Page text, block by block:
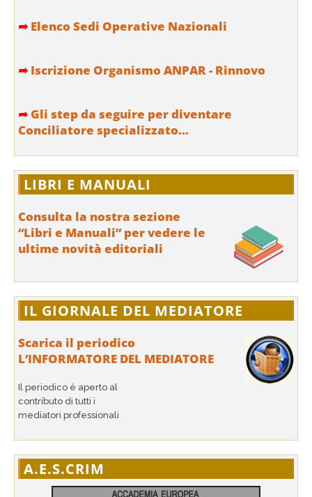
➦ Elenco Sedi Operative Nazionali
➦ Iscrizione Organismo ANPAR - Rinnovo
➦ Gli step da seguire per diventare
Conciliatore specializzato...
LIBRI E MANUALI
Consulta la nostra sezione
“Libri e Manuali” per vedere le
ultime novità editoriali
IL GIORNALE DEL MEDIATORE
Scarica il periodico
L’INFORMATORE DEL MEDIATORE
Il periodico è aperto al
contributo di tutti i
mediatori professionali
A.E.S.CRIM